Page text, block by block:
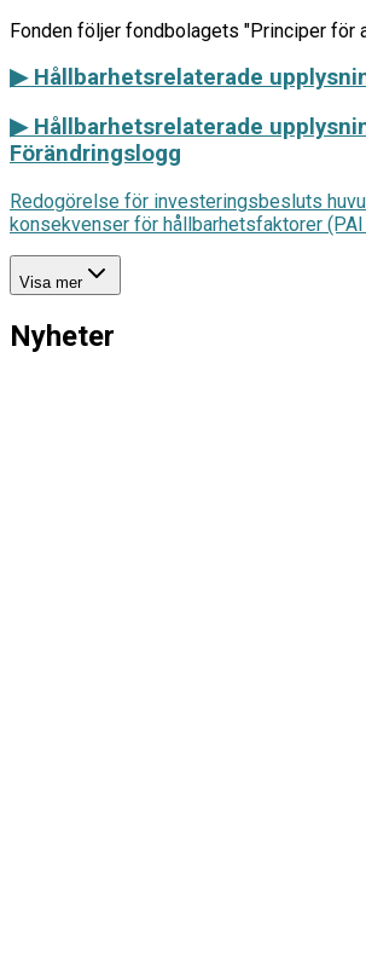
▶ Hållbarhetsrelaterade
▶ Hållbarhetsrelaterade
Förändringslogg
Redogörelse för investeringsbesluts
konsekvenser för hållbarhetsfaktorer
Visa mer
Nyheter